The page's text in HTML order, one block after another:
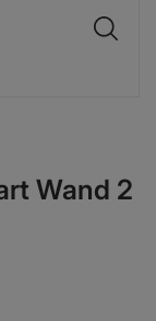
Wand 2